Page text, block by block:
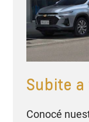
Subite
Conocé